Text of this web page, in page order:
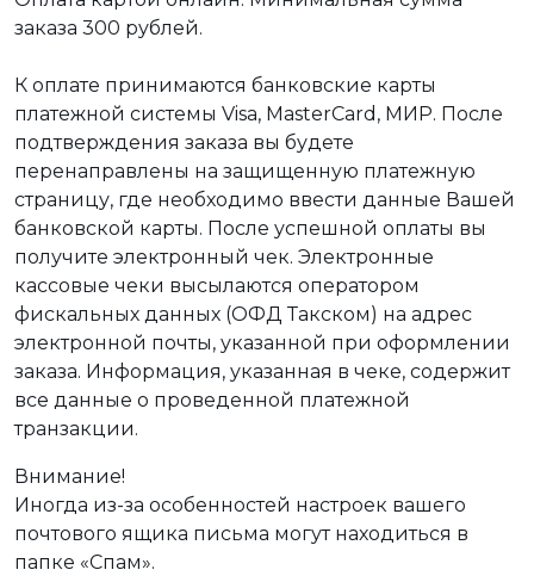
заказа 300 рублей.
К оплате принимаются банковские карты
платежной системы Visa, MasterCard, МИР. После
подтверждения заказа вы будете
перенаправлены на защищенную платежную
страницу, где необходимо ввести данные Вашей
банковской карты. После успешной оплаты вы
получите электронный чек. Электронные
кассовые чеки высылаются оператором
фискальных данных (ОФД Такском) на адрес
электронной почты, указанной при оформлении
заказа. Информация, указанная в чеке, содержит
все данные о проведенной платежной
транзакции.
Внимание!
Иногда из-за особенностей настроек вашего
почтового ящика письма могут находиться в
папке «Спам».